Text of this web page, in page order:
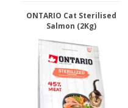
ONTARIO Cat Sterilised
Salmon (2Kg)